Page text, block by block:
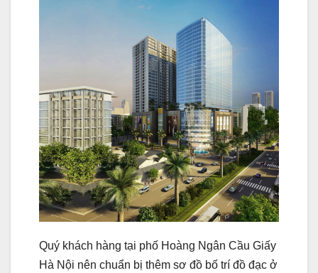
Quý khách hàng tại phố Hoàng Ngân Cầu Giấy
Hà Nội nên chuẩn bị thêm sơ đồ bố trí đồ đạc ở